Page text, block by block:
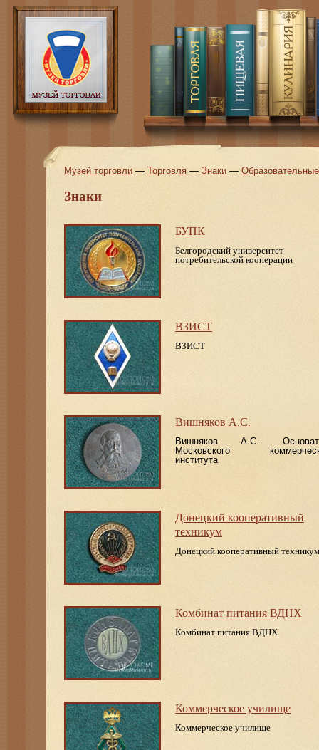
Музей торговли — Торговля — Знаки —
Знаки
БУПК
Белгородский университет
потребительской кооперации
ВЗИСТ
ВЗИСТ
Вишняков А.С.
Вишняков А.С.
Московского
института
Донецкий кооперативный
техникум
Донецкий кооперативный техникум
Комбинат питания ВДНХ
Комбинат питания ВДНХ
Коммерческое училище
Коммерческое училище